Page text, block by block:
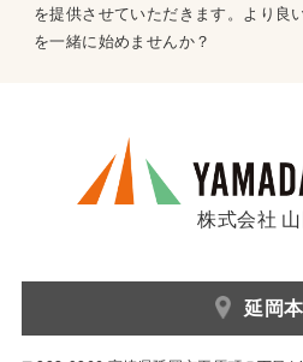
を提供させていただきます。より良
を一緒に始めませんか？
株式会社
延岡